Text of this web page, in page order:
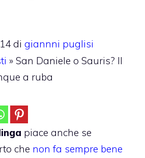
di giannni puglisi
» San Daniele o Sauris? Il
a ruba
piace anche se
che non fa sempre bene